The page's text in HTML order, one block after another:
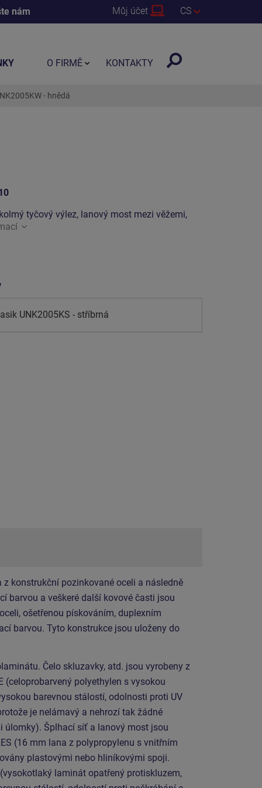
nám Můj účet CS
- hnědá
tyčový výlez, lanový most mezi věžemi,
UNK2005KS - stříbrná
z konstrukční pozinkované oceli a následně
barvou a veškeré další kovové časti jsou
ošetřenou pískováním, duplexním
barvou. Tyto konstrukce jsou uloženy do
Čelo skluzavky, atd. jsou vyrobeny z
(celoprobarvený polyethylen s vysokou
barevnou stálostí, odolnosti proti UV
je nelámavý a nehrozí tak žádné
úlomky). Šplhací síť a lanový most jsou
(16 mm lana z polypropylenu s vnitřním
plastovými nebo hliníkovými spoji.
laminát opatřený protiskluzem,
O FIRMĚ KONTAKTY